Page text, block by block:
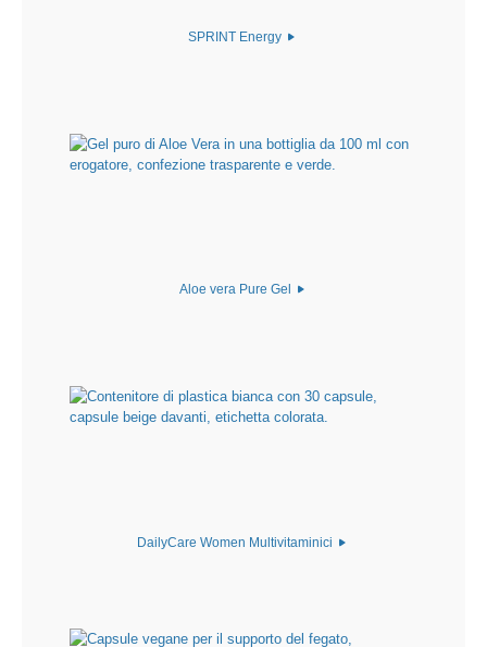
SPRINT Energy
Aloe vera Pure Gel
DailyCare Women Multivitaminici